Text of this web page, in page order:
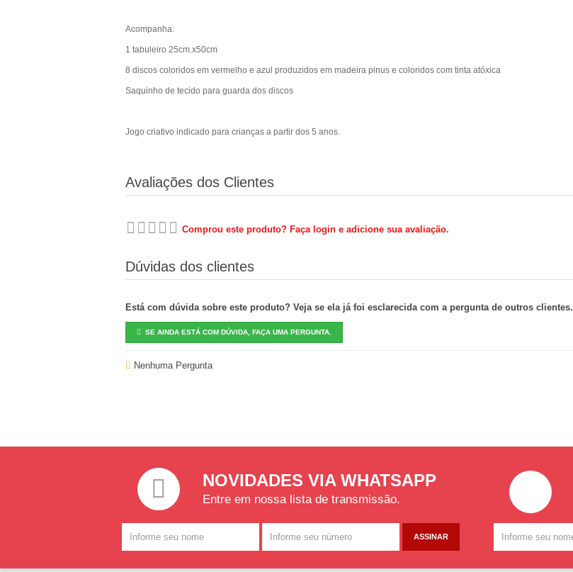
Acompanha:
1 tabuleiro 25cm.x50cm
8 discos coloridos em vermelho e azul produzidos em madeira pinus e coloridos com tinta atóxica
Saquinho de tecido para guarda dos discos
Jogo criativo indicado para crianças a partir dos 5 anos.
Avaliações dos Clientes
Comprou este produto? Faça login e adicione sua avaliação.
Dúvidas dos clientes
Está com dúvida sobre este produto? Veja se ela já foi esclarecida com a pergunta de outros clientes.
SE AINDA ESTÁ COM DÚVIDA, FAÇA UMA PERGUNTA.
Nenhuma Pergunta
NOVIDADES VIA WHATSAPP
Entre em nossa lista de transmissão.
ASSINAR